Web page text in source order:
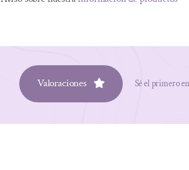
Valoraciones Sé el primero